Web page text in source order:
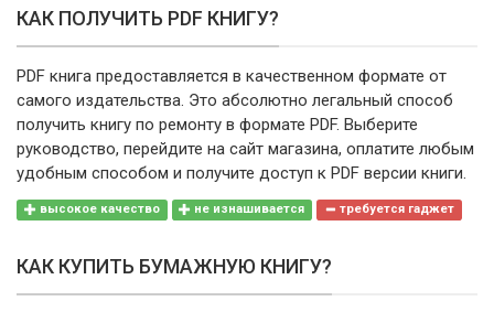
КАК ПОЛУЧИТЬ PDF КНИГУ?
PDF книга предоставляется в качественном формате от
самого издательства. Это абсолютно легальный способ
получить книгу по ремонту в формате PDF. Выберите
руководство, перейдите на сайт магазина, оплатите любым
удобным способом и получите доступ к PDF версии книги.
высокое качество не изнашивается требуется гаджет
КАК КУПИТЬ БУМАЖНУЮ КНИГУ?